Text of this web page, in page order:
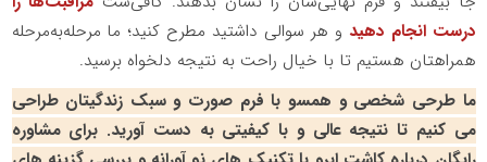
درست انجام دهید و هر سوالی داشتید مطرح کنید؛ ما مرحله‌به‌مرحله
همراهتان هستیم تا با خیال راحت به نتیجه دلخواه برسید.
ما طرحی شخصی و همسو با فرم صورت و سبک زندگیتان طراحی
می کنیم تا نتیجه عالی و با کیفیتی به دست آورید. برای مشاوره